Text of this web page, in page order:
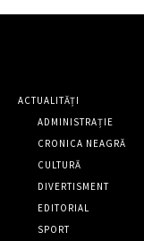
ACTUALITĂȚI
ADMINISTRAȚIE
CRONICA NEAGRĂ
CULTURĂ
DIVERTISMENT
EDITORIAL
SPORT